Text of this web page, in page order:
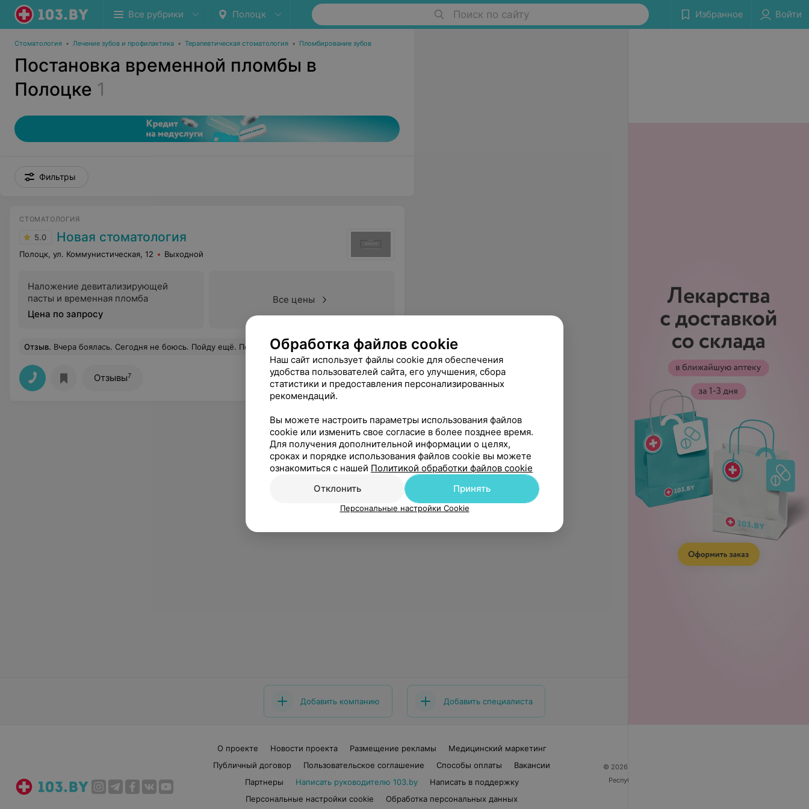
Все рубрики Полоцк Поиск по сайту Избранное Войти
Стоматология • Лечение зубов и профилактика • Терапевтическая стоматология • Пломбирование зубов
Постановка временной пломбы в
Полоцке 1
Фильтры
СТОМАТОЛОГИЯ
5.0 Новая стоматология
Полоцк, ул. Коммунистическая, 12 Выходной
Наложение девитализирующей
пасты и временная пломба
Цена по запросу
Все цены
Отзыв. Вчера боялась. Сегодня не боюсь. Пойду ещё. Полный отзыв после всего курса. Но уже спасибо. Еще
Отзывы7
Добавить компанию Добавить специалиста
О проекте Новости проекта Размещение рекламы
Медицинский маркетинг
Публичный договор
Пользовательское соглашение Способы оплаты
Вакансии
Партнеры
Написать руководителю 103.by
Написать в поддержку
Персональные настройки cookie
Обработка персональных данных
© 2026 ООО «Артокс Лаб», УНП 191700409
Республика Беларусь, г. Минск, улица Толбухина, 2,
Обработка файлов cookie
Наш сайт использует файлы cookie для обеспечения
удобства пользователей сайта, его улучшения, сбора
статистики и предоставления персонализированных
рекомендаций.
Вы можете настроить параметры использования файлов
cookie или изменить свое согласие в более позднее время.
Для получения дополнительной информации о целях,
сроках и порядке использования файлов cookie вы можете
ознакомиться с нашей Политикой обработки файлов cookie
Отклонить
Принять
Персональные настройки Cookie